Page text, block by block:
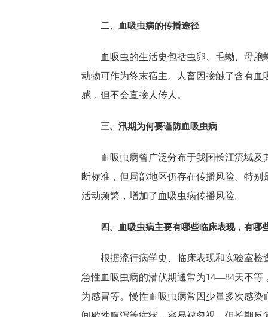
二、血吸虫病的传播途径
血吸虫的生活史包括虫卵、毛蚴、母
动物可作为终末宿主。人畜因接触了含有
感，但不会直接人传人。
三、汛期为何要谨防血吸虫病
血吸虫病曾广泛分布于我国长江流域
断标准，但局部地区仍存在传播风险。特
活动频繁，增加了血吸虫病传播风险。
四、血吸虫病主要有哪些临床表现，有哪
根据流行病学史、临床表现和实验室
急性血吸虫病的潜伏期通常为14—84天不
为感冒等。慢性血吸虫病常因少量多次感